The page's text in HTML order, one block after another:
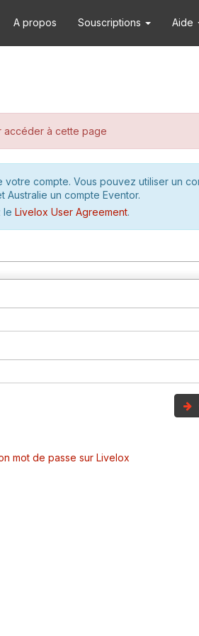
A propos Souscriptions Aide
accéder à cette page
compte. Vous pouvez utiliser un
un compte Eventor.
le Livelox User Agreement.
mot de passe sur Livelox